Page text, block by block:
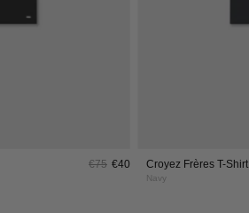
€75 €40 Croyez Frères T-Shirt
Navy